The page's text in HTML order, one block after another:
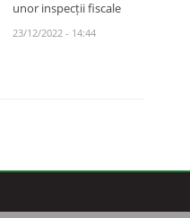
unor inspecții fiscale
23/12/2022 - 14:44